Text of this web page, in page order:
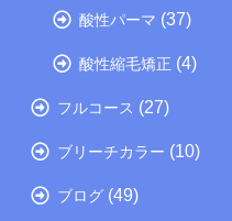
酸性パーマ (37)
酸性縮毛矯正 (4)
フルコース (27)
ブリーチカラー (10)
ブログ (49)